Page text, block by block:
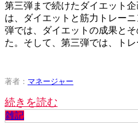
第三弾まで続けたダイエット
は、ダイエットと筋力トレー
弾では、ダイエットの成果と
た。そして、第三弾では、ト
著者： マネージャー
続きを読む
雑記